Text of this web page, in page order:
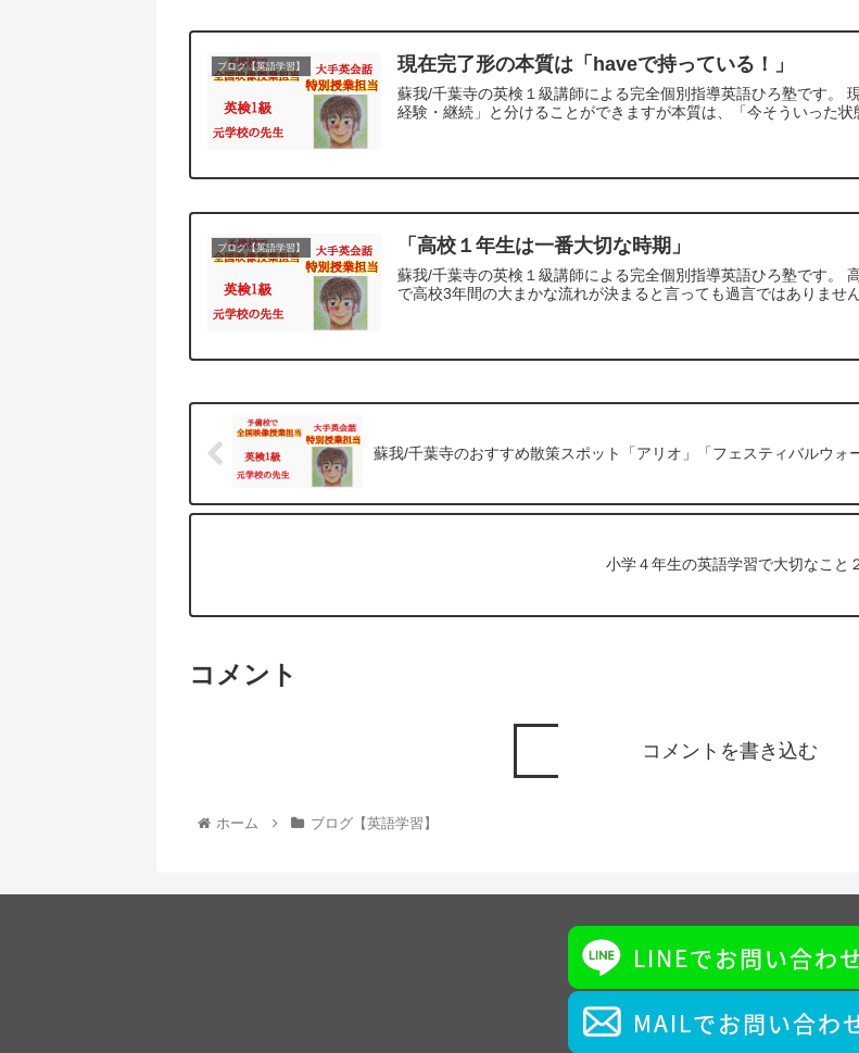
ブログ【英語学習】 現在完了形の本質は「haveで持っている！」
蘇我/千葉寺の英検１級講師による完全個別指導英語ひろ塾です。
経験・継続」と分けることができますが本質は、「今そういった
ブログ【英語学習】 「高校１年生は一番大切な時期」
蘇我/千葉寺の英検１級講師による完全個別指導英語ひろ塾です。
で高校3年間の大まかな流れが決まると言っても過言ではありませ
蘇我/千葉寺のおすすめ散策スポット「アリオ」「フェスティバルウォ
小学４年生の英語学習で大切なこと
コメント
コメントを書き込む
ホーム ブログ【英語学習】